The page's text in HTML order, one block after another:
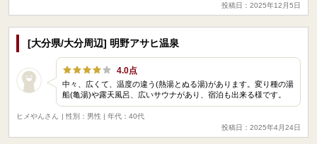
投稿日：2025年12月5日
[大分県/大分周辺] 明野アサヒ温泉
4.0点
中々、広くて、温度の違う(熱湯とぬる湯)があります。変り種の湯
船(亀湯)や露天風呂、広いサウナがあり、宿泊も出来る様です。
ヒメやんさん
| 性別：男性 | 年代：40代
投稿日：2025年4月24日